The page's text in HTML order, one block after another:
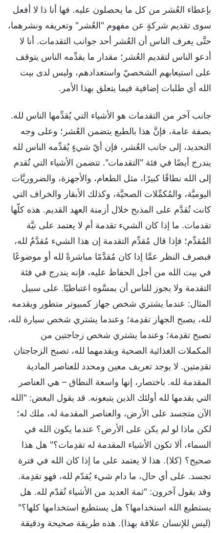
بإعطاء العُشر من كل ما يحصلون عليه. فها أنا ذا لا أفعل
سوى تقديم شركةٍ عن مفهوم "العُشر" وتعريفه ونشرهما،
حتَّى يعرف الناس أن العُشر أحد جوانب التقدمات. أنا لا
أدعو الناس لتقديم العُشر؛ مقدار ما يقدِّمه الناس يتوقف
على استيعابهم الشخصيّ واستعدادهم، وليس لدى بيت
الله أي طلبات إضافية فيما يتعلق بهذا الأمر.
جانب آخر من التقدمات هو الأشياء التي يُقدِّمها الناس لله.
بصفة عامة، فإنَّ هذا بالطبع يتضمن العُشر؛ وعلى وجه
التحديد، إلى جانب العُشر، فإن أيّ شيءٍ يُقدِّمه الناس لله
يندرج أيضًا في فئة "التقدمات". تتضمن الأشياء التي تُقدم
إلى الله نطاقًا كبيرًا، مثل الطعام، والأجهزة، والضروريَّات
اليوميَّة، والمُكمِّلات الصحيَّة، وكذلك الأبقار والخراف التي
كانت تُقدَّم على المذبح خلال أزمنة العهد القديم. هذه كلّها
تقدمات. ما إذا كان الشيء تقدمة أم لا يعتمد على نيَّة
المُقدِّم؛ فإذا قال مُقدِّم التقدمة إن هذا الشيء مُقدَّمٌ لله،
فبصرف النظر عمَّا إذا كان مُقدَّمًا مباشرةً لله أو موضوعًا
في بيت الله من أجل الحفاظ عليه، فإنه يندرج في فئة
التقدمة ولا يجوز للناس أن يمسَّوه اعتباطيًا. على سبيل
المثال: عندما يشتري شخص جهاز كمبيوتر متطور ويقدمه
لله، يصبح الجهاز تقدِمة؛ وعندما يشتري شخص سيارة لله،
تصبح تقدِمة؛ وعندما يشتري شخص زجاجتين من
المكملات الغذائية الصحية ويقدمهما لله، تصبح الزجاجتان
تقدِمتين. لا يوجد تعريف معين ومحدد للعناصر المادية
المقدمة لله. باختصار، إنها واسعة النطاق – هي العناصر
التي يقدمها لله أولئك الذين يتبعونه. قد يقول البعض: "الله
الآن متجسد على الأرض، والعناصر المقدمة له، ملك له؛
لكن ماذا لو لم يكن على الأرض؟ عندما يكون الله في
السماء، ألا تكون الأشياء المقدمة له تقدِمات؟" هل هذا
صحيح؟ (كلا). هذا لا يعتمد على ما إذا كان الله في فترة
تجسد. على أي حال، ما دام شيء يُقدّم لله، فهو تقدِمة.
وقد يقول آخرون: "ثمة العديد من الأشياء تُقدّم لله. هل
يستطيع الله استخدامها؟ هل يستطيع استخدامها كلها؟"
(ليس للإنسان علاقة بهذا). هذه طريقة صحيحة ودقيقة